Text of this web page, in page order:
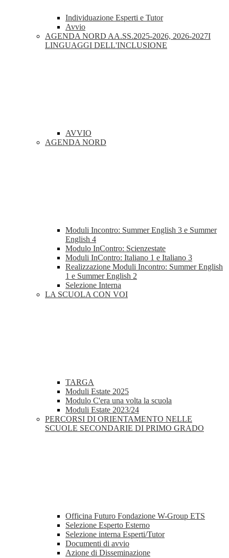
Individuazione Esperti e Tutor
Avvio
AGENDA NORD AA.SS.2025-2026, 2026-2027I
LINGUAGGI DELL'INCLUSIONE
AVVIO
AGENDA NORD
Moduli Incontro: Summer English 3 e Summer
English 4
Modulo InContro: Scienzestate
Moduli InContro: Italiano 1 e Italiano 3
Realizzazione Moduli Incontro: Summer English
1 e Summer English 2
Selezione Interna
LA SCUOLA CON VOI
TARGA
Moduli Estate 2025
Modulo C'era una volta la scuola
Moduli Estate 2023/24
PERCORSI DI ORIENTAMENTO NELLE
SCUOLE SECONDARIE DI PRIMO GRADO
Officina Futuro Fondazione W-Group ETS
Selezione Esperto Esterno
Selezione interna Esperti/Tutor
Documenti di avvio
Azione di Disseminazione